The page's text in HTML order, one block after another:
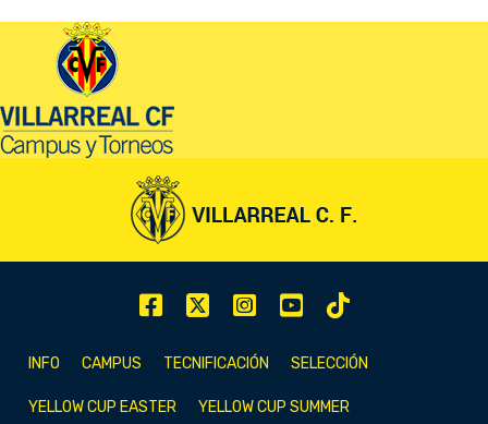
INFO CAMPUS TECNIFICACIÓN SELECCIÓN
YELLOW CUP EASTER YELLOW CUP SUMMER